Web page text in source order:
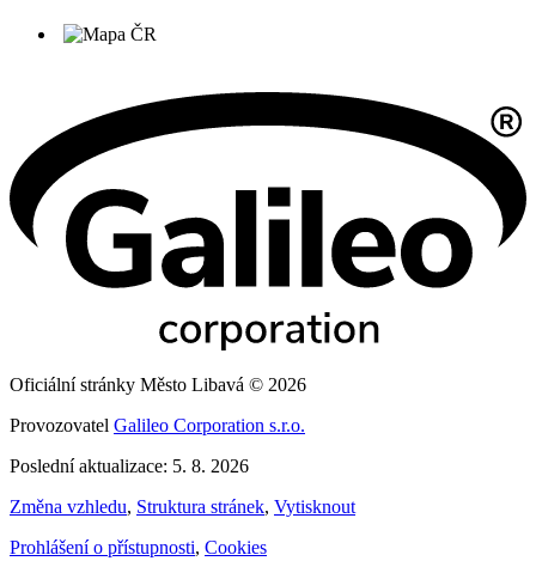
Oficiální stránky Město Libavá © 2026
Provozovatel Galileo Corporation s.r.o.
Poslední aktualizace: 5. 8. 2026
Změna vzhledu, Struktura stránek, Vytisknout
Prohlášení o přístupnosti, Cookies